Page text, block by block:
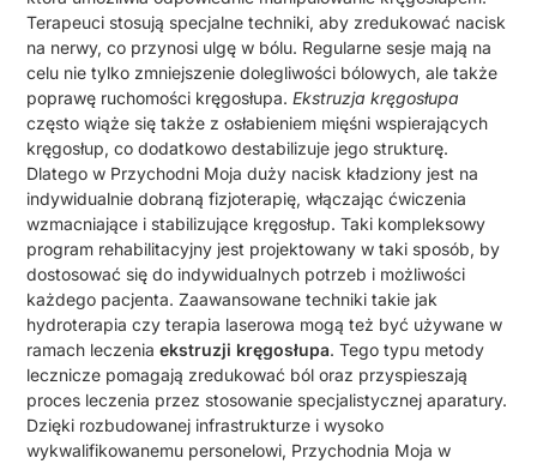
Terapeuci stosują specjalne techniki, aby zredukować nacisk
na nerwy, co przynosi ulgę w bólu. Regularne sesje mają na
celu nie tylko zmniejszenie dolegliwości bólowych, ale także
poprawę ruchomości kręgosłupa.Ekstruzja kręgosłupa
często wiąże się także z osłabieniem mięśni wspierających
kręgosłup, co dodatkowo destabilizuje jego strukturę.
Dlatego w Przychodni Moja duży nacisk kładziony jest na
indywidualnie dobraną fizjoterapię, włączając ćwiczenia
wzmacniające i stabilizujące kręgosłup. Taki kompleksowy
program rehabilitacyjny jest projektowany w taki sposób, by
dostosować się do indywidualnych potrzeb i możliwości
każdego pacjenta. Zaawansowane techniki takie jak
hydroterapia czy terapia laserowa mogą też być używane w
ramach leczeniaekstruzji kręgosłupa. Tego typu metody
lecznicze pomagają zredukować ból oraz przyspieszają
proces leczenia przez stosowanie specjalistycznej aparatury.
Dzięki rozbudowanej infrastrukturze i wysoko
wykwalifikowanemu personelowi, Przychodnia Moja w